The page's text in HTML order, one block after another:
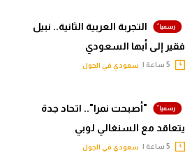
التجربة العربية الثانية.. نبيل
فقير إلى أبها السعودي
سعودي في الجول
"أصبحت نمرا".. اتحاد جدة
يتعاقد مع السنغالي لوبي
سعودي في الجول